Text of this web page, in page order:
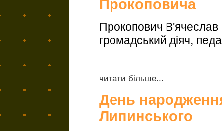
Прокоповича
Прокопович В'ячеслав
громадський діяч,
читати більше...
День
Липинського